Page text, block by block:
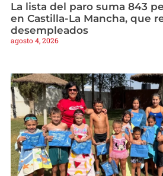
La lista del paro suma 843
en Castilla-La Mancha, que
desempleados
agosto 4, 2026